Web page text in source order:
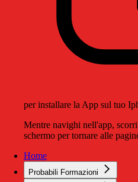
per installare la App sul tuo
Mentre navighi nell'app,
schermo per tornare alle
Home
Probabili Formazioni